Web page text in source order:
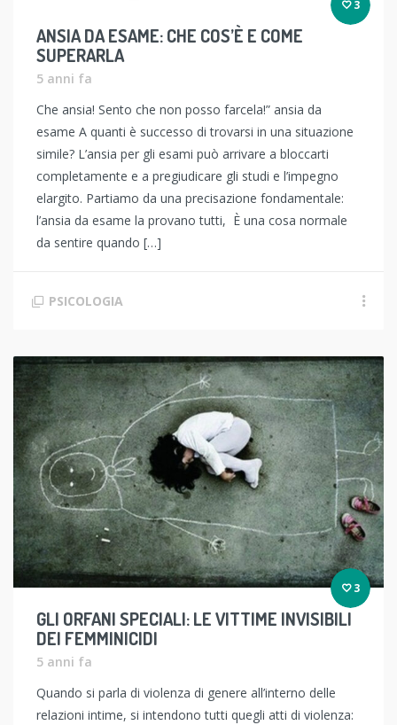
3
ANSIA DA ESAME: CHE COS’È E COME
SUPERARLA
5 anni fa
Che ansia! Sento che non posso farcela!” ansia da
esame A quanti è successo di trovarsi in una situazione
simile? L’ansia per gli esami può arrivare a bloccarti
completamente e a pregiudicare gli studi e l’impegno
elargito. Partiamo da una precisazione fondamentale:
l’ansia da esame la provano tutti, È una cosa normale
da sentire quando […]
PSICOLOGIA
3
GLI ORFANI SPECIALI: LE VITTIME INVISIBILI
DEI FEMMINICIDI
5 anni fa
Quando si parla di violenza di genere all’interno delle
relazioni intime, si intendono tutti quegli atti di violenza: